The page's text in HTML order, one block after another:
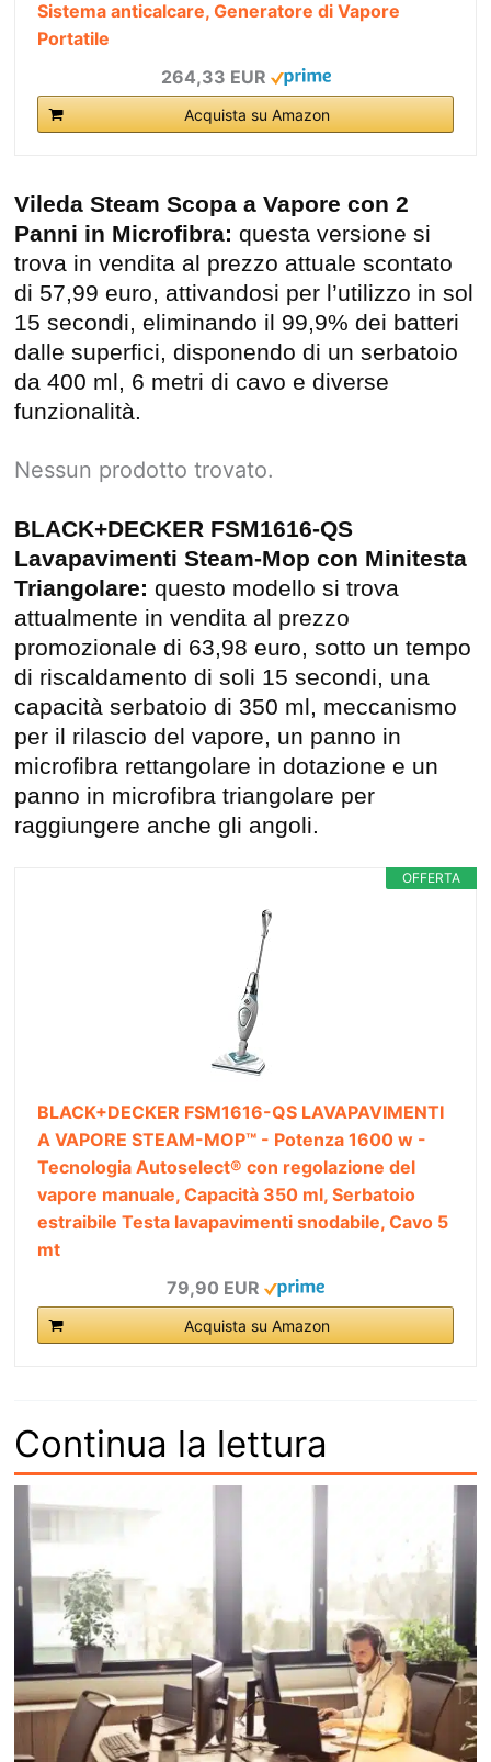
Sistema anticalcare, Generatore di Vapore
Portatile
264,33 EUR
Acquista su Amazon
Vileda Steam Scopa a Vapore con 2
Panni in Microfibra: questa versione si
trova in vendita al prezzo attuale scontato
di 57,99 euro, attivandosi per l’utilizzo in sol
15 secondi, eliminando il 99,9% dei batteri
dalle superfici, disponendo di un serbatoio
da 400 ml, 6 metri di cavo e diverse
funzionalità.
Nessun prodotto trovato.
BLACK+DECKER FSM1616-QS
Lavapavimenti Steam-Mop con Minitesta
Triangolare: questo modello si trova
attualmente in vendita al prezzo
promozionale di 63,98 euro, sotto un tempo
di riscaldamento di soli 15 secondi, una
capacità serbatoio di 350 ml, meccanismo
per il rilascio del vapore, un panno in
microfibra rettangolare in dotazione e un
panno in microfibra triangolare per
raggiungere anche gli angoli.
OFFERTA
BLACK+DECKER FSM1616-QS LAVAPAVIMENTI
A VAPORE STEAM-MOP™ - Potenza 1600 w -
Tecnologia Autoselect® con regolazione del
vapore manuale, Capacità 350 ml, Serbatoio
estraibile Testa lavapavimenti snodabile, Cavo 5
mt
79,90 EUR
Acquista su Amazon
Continua la lettura